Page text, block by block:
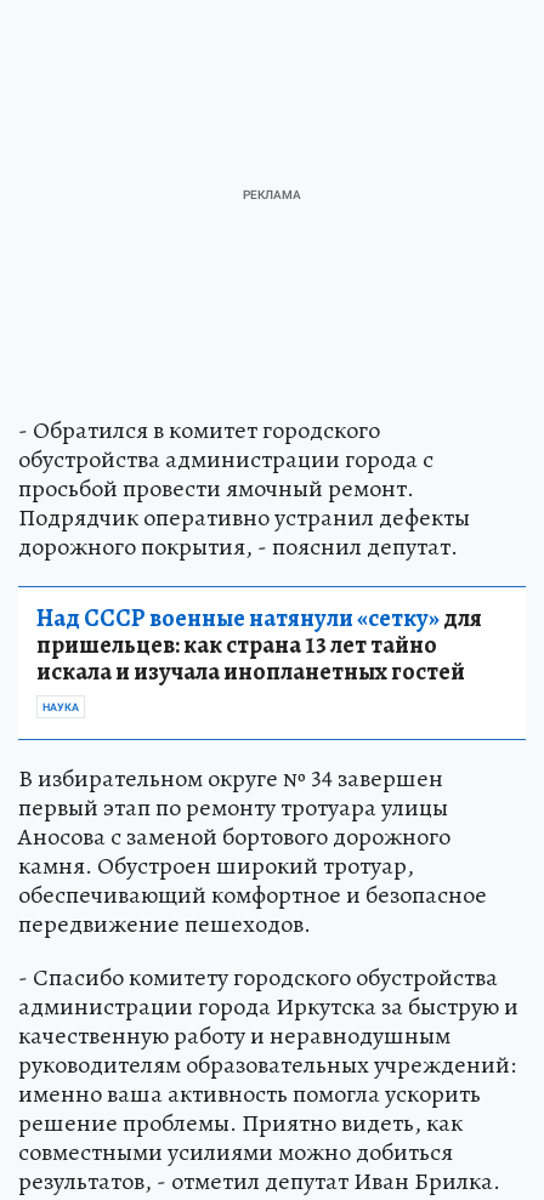
- Обратился в комитет городского
обустройства администрации города с
просьбой провести ямочный ремонт.
Подрядчик оперативно устранил дефекты
дорожного покрытия, - пояснил депутат.
Над СССР военные натянули «сетку»для
пришельцев: как страна 13 лет тайно
искала и изучала инопланетных гостей
НАУКА
В избирательном округе № 34 завершен
первый этап по ремонту тротуара улицы
Аносова с заменой бортового дорожного
камня. Обустроен широкий тротуар,
обеспечивающий комфортное и безопасное
передвижение пешеходов.
- Спасибо комитету городского обустройства
администрации города Иркутска за быструю и
качественную работу и неравнодушным
руководителям образовательных учреждений:
именно ваша активность помогла ускорить
решение проблемы. Приятно видеть, как
совместными усилиями можно добиться
результатов, - отметил депутат Иван Брилка.